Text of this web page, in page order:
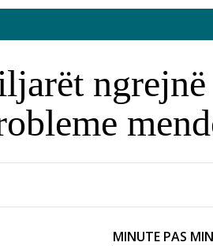
MINUTE PAS